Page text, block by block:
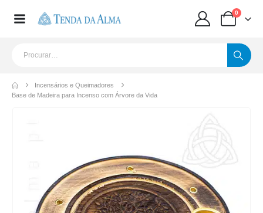
0
Incensários e Queimadores
Base de Madeira para Incenso com Árvore da Vida